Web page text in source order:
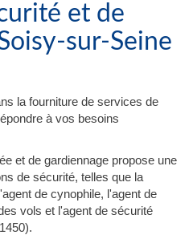
et de
sur-Seine
la fourniture de services de
à vos besoins
et de gardiennage propose une
de sécurité, telles que la
de cynophile, l'agent de
vols et l'agent de sécurité